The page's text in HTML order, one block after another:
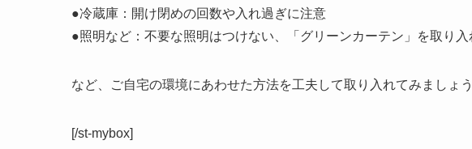
●冷蔵庫：開け閉めの回数や入れ過ぎに注意
●照明など：不要な照明はつけない、「グリーンカーテン」を取り入
など、ご自宅の環境にあわせた方法を工夫して取り入れてみましょう
[/st-mybox]